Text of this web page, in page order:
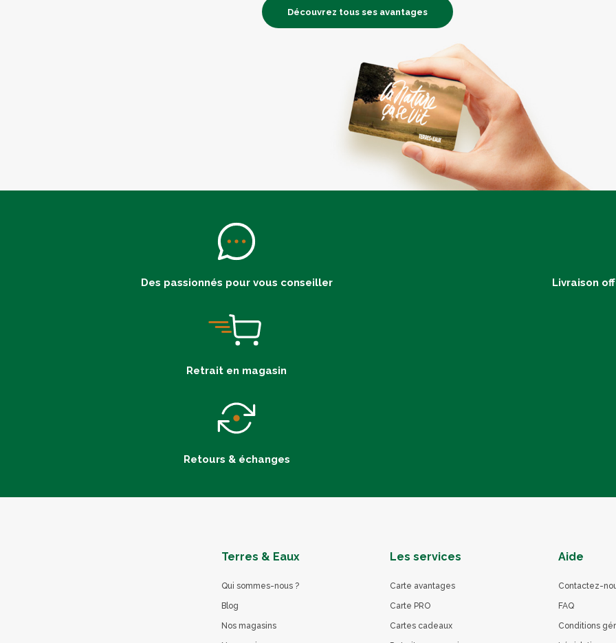
Découvrez tous ses avantages
Des passionnés pour vous conseiller Livraison
Retrait en magasin
Retours & échanges
Terres & Eaux
Qui sommes-nous ?
Blog
Nos magasins
Les services
Carte avantages
Carte PRO
Cartes cadeaux
Aide
Contactez-
FAQ
Conditions